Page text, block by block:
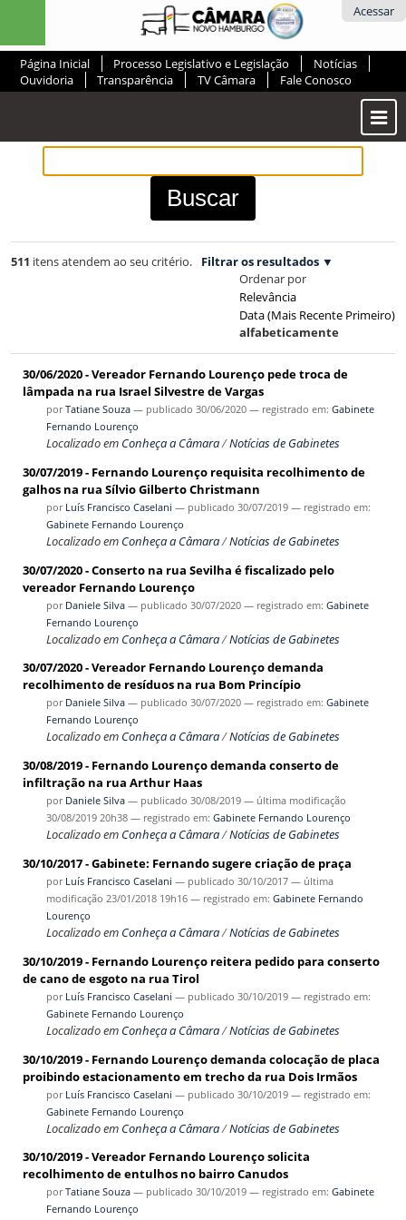
Acessar
Página Inicial Processo Legislativo e Legislação
Notícias
Ouvidoria
Transparência TV Câmara Fale Conosco
ou
511 itens atendem ao seu critério.
Filtrar os resultados
Ordenar por
Relevância
Data (mais Recente Primeiro)
alfabeticamente
30/06/2020 - Vereador Fernando Lourenço pede troca de
lâmpada na rua Israel Silvestre de Vargas
porTatiane Souza — publicado 30/06/2020 — registrado em: Gabinete
Fernando Lourenço
Localizado em Conheça a Câmara/Notícias de Gabinetes
30/07/2019 - Fernando Lourenço requisita recolhimento de
galhos na rua Sílvio Gilberto Christmann
por Luís Francisco Caselani — publicado 30/07/2019 — registrado em:
Gabinete Fernando Lourenço
Localizado em Conheça a Câmara/Notícias de Gabinetes
30/07/2020 - Conserto na rua Sevilha é fiscalizado pelo
vereador Fernando Lourenço
por Daniele Silva — publicado 30/07/2020 — registrado em: Gabinete
Fernando Lourenço
Localizado em Conheça a Câmara/Notícias de Gabinetes
30/07/2020 - Vereador Fernando Lourenço demanda
recolhimento de resíduos na rua Bom Princípio
por Daniele Silva — publicado 30/07/2020 — registrado em: Gabinete
Fernando Lourenço
Localizado em Conheça a Câmara/Notícias de Gabinetes
30/08/2019 - Fernando Lourenço demanda conserto de
infiltração na rua Arthur Haas
por Daniele Silva — publicado 30/08/2019 — última modificação
30/08/2019 20h38 — registrado em: Gabinete Fernando Lourenço
Localizado em Conheça a Câmara/Notícias de Gabinetes
30/10/2017 - Gabinete: Fernando sugere criação de praça
por Luís Francisco Caselani — publicado 30/10/2017 — última
modificação 23/01/2018 19h16 — registrado em: Gabinete Fernando
Lourenço
Localizado em Conheça a Câmara/Notícias de Gabinetes
30/10/2019 - Fernando Lourenço reitera pedido para conserto
de cano de esgoto na rua Tirol
por Luís Francisco Caselani — publicado 30/10/2019 — registrado em:
Gabinete Fernando Lourenço
Localizado em Conheça a Câmara/Notícias de Gabinetes
30/10/2019 - Fernando Lourenço demanda colocação de placa
proibindo estacionamento em trecho da rua Dois Irmãos
por Luís Francisco Caselani — publicado 30/10/2019 — registrado em:
Gabinete Fernando Lourenço
Localizado em Conheça a Câmara/Notícias de Gabinetes
30/10/2019 - Vereador Fernando Lourenço solicita
recolhimento de entulhos no bairro Canudos
porTatiane Souza — publicado 30/10/2019 — registrado em: Gabinete
Fernando Lourenço